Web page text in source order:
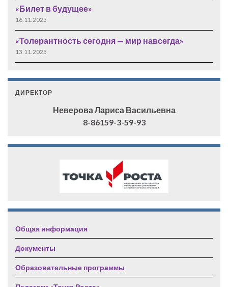
«Билет в будущее»
16.11.2025
«Толерантность сегодня — мир навсегда»
13.11.2025
ДИРЕКТОР
Неверова Лариса Васильевна
8-86159-3-59-93
Общая информация
Документы
Образовательные программы